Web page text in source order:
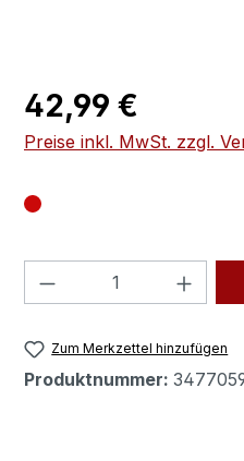
Regulärer Preis:
42,99 €
Preise inkl. MwSt. zzgl.
Produkt
Zum Merkzettel hinzufügen
Produktnummer: